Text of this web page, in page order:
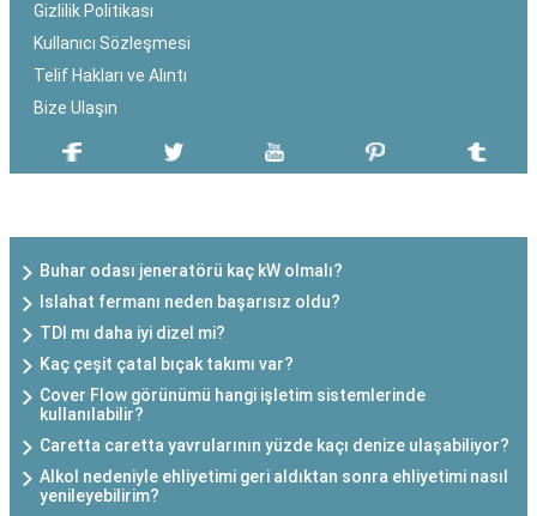
Gizlilik Politikası
Kullanıcı Sözleşmesi
Telif Hakları ve Alıntı
Bize Ulaşın
Buhar odası jeneratörü kaç kW olmalı?
Islahat fermanı neden başarısız oldu?
TDI mı daha iyi dizel mi?
Kaç çeşit çatal bıçak takımı var?
Cover Flow görünümü hangi işletim sistemlerinde
kullanılabilir?
Caretta caretta yavrularının yüzde kaçı denize ulaşabiliyor?
Alkol nedeniyle ehliyetimi geri aldıktan sonra ehliyetimi nasıl
yenileyebilirim?